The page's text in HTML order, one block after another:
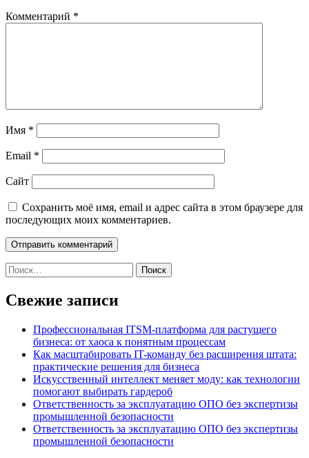
Комментарий *
Имя *
Email *
Сайт
Сохранить моё имя, email и адрес сайта в этом браузере для
последующих моих комментариев.
Найти:
Свежие записи
Профессиональная ITSM-платформа для растущего
бизнеса: от хаоса к понятным процессам
Как масштабировать IT-команду без расширения штата:
практические решения для бизнеса
Искусственный интеллект меняет моду: как технологии
помогают выбирать гардероб
Ответственность за эксплуатацию ОПО без экспертизы
промышленной безопасности
Ответственность за эксплуатацию ОПО без экспертизы
промышленной безопасности